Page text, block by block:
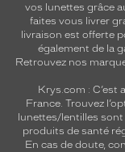
vos lunettes grâce
faites vous livrer
livraison est offerte
également de la
Retrouvez nos
Krys.com : C’est
France. Trouvez
lunettes/lentilles
produits de santé
En cas de doute,